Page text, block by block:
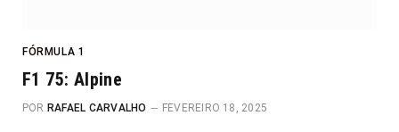
FÓRMULA 1
F1 75: Alpine
POR RAFAEL CARVALHO FEVEREIRO 18, 2025